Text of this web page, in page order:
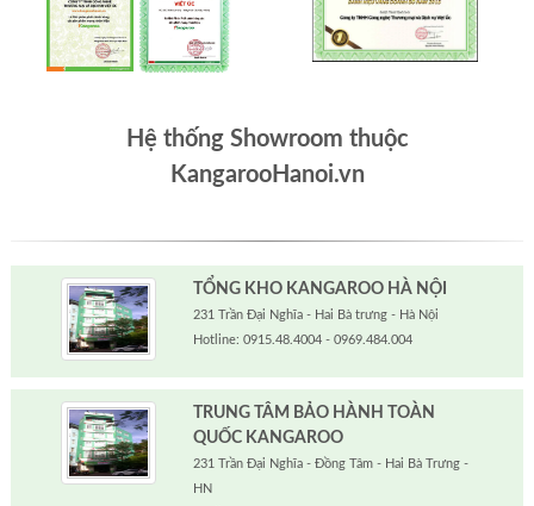
Hệ thống Showroom thuộc
KangarooHanoi.vn
TỔNG KHO KANGAROO HÀ NỘI
231 Trần Đại Nghĩa - Hai Bà trưng - Hà Nội
Hotline: 0915.48.4004 - 0969.484.004
TRUNG TÂM BẢO HÀNH TOÀN
QUỐC KANGAROO
231 Trần Đại Nghĩa - Đồng Tâm - Hai Bà Trưng -
HN